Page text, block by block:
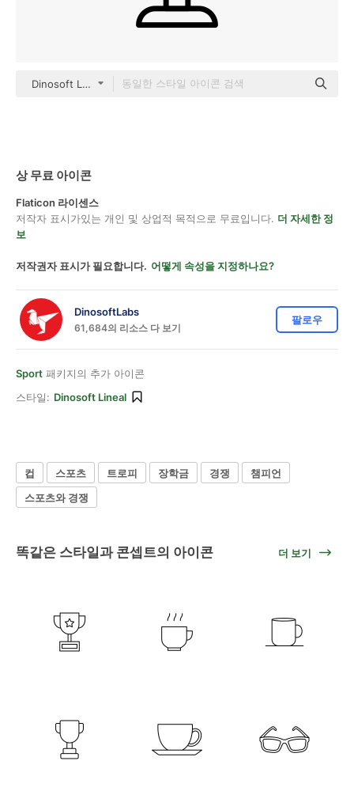
Dinosoft Lineal
상 무료 아이콘
Flaticon 라이센스
저작자 표시가있는 개인 및 상업적 목적으로 무료입니다. 더 자세한 정
보
저작권자 표시가 필요합니다. 어떻게 속성을 지정하나요?
DinosoftLabs
61,684의 리소스 다 보기
팔로우
Sport 패키지의 추가 아이콘
스타일: Dinosoft Lineal
컵 스포츠 트로피 장학금 경쟁
챔피언
스포츠와 경쟁
똑같은 스타일과 콘셉트의 아이콘 더 보기